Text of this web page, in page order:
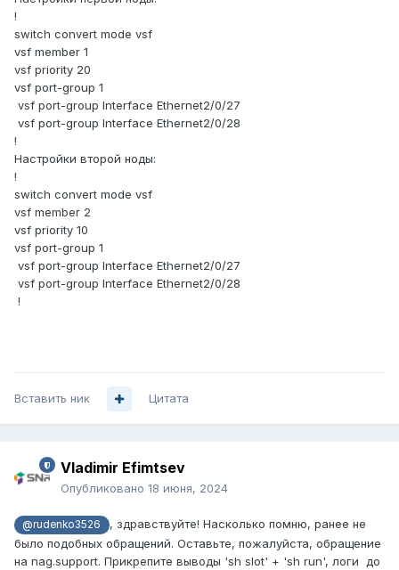
!
switch convert mode vsf
vsf member 1
vsf priority 20
vsf port-group 1
vsf port-group Interface Ethernet2/0/27
vsf port-group Interface Ethernet2/0/28
!
Настройки второй ноды:
!
switch convert mode vsf
vsf member 2
vsf priority 10
vsf port-group 1
vsf port-group Interface Ethernet2/0/27
vsf port-group Interface Ethernet2/0/28
!
Вставить ник Цитата
Vladimir Efimtsev
Опубликовано 18 июня, 2024
@rudenko3526
, здравствуйте! Насколько помню, ранее не
было подобных обращений. Оставьте, пожалуйста, обращение
на nag.support. Прикрепите выводы 'sh slot' + 'sh run', логи до